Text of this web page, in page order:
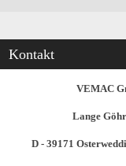
Kontakt
VEMAC
Lange
D - 39171